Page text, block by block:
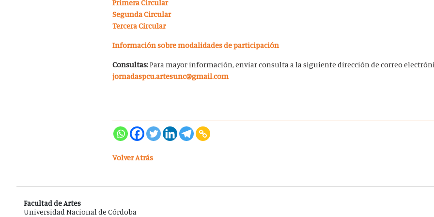
Primera Circular
Segunda Circular
Tercera Circular
Información sobre modalidades de participación
Consultas:Para mayor información, enviar consulta a la siguiente dirección de correo
jornadaspcu.artesunc@gmail.com
Volver Atrás
Facultad de Artes
Universidad Nacional de Córdoba